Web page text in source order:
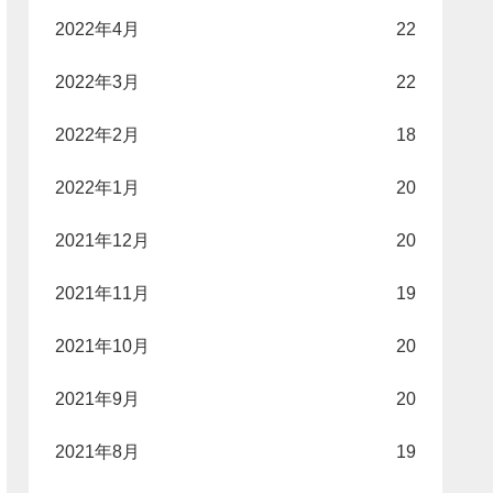
2022年4月 22
2022年3月 22
2022年2月 18
2022年1月 20
2021年12月 20
2021年11月 19
2021年10月 20
2021年9月 20
2021年8月 19